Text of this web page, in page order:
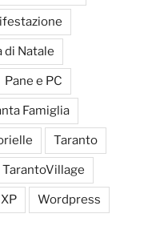
di Natale
Pane e PC
Famiglia
Taranto
TarantoVillage
Wordpress